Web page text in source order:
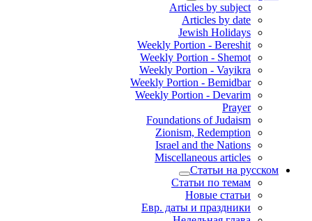
Articles by subject
Articles by date
Jewish Holidays
Weekly Portion - Bereshit
Weekly Portion - Shemot
Weekly Portion - Vayikra
Weekly Portion - Bemidbar
Weekly Portion - Devarim
Prayer
Foundations of Judaism
Zionism, Redemption
Israel and the Nations
Miscellaneous articles
Статьи на русском
Статьи по темам
Новые статьи
Евр. даты и праздники